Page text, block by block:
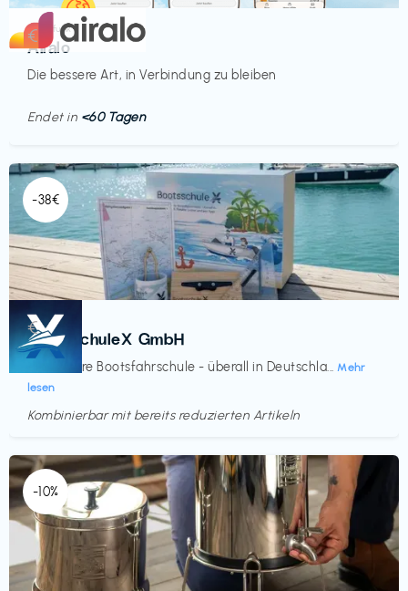
Mobilfunk
Airalo
Die bessere Art, in Verbindung zu bleiben
€‎
Endet in <60 Tagen
-38€
Kurse
BootsschuleX GmbH
Deine faire Bootsfahrschule - überall in Deutschla... Mehr
lesen
€‎
Kombinierbar mit bereits reduzierten Artikeln
-10%